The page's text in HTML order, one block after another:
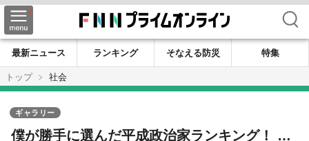
検索
最新ニュース ランキング そなえる防災
特集
トップ
社会
僕が勝手に選んだ平成政治家ランキング！ 首
ギャラリー